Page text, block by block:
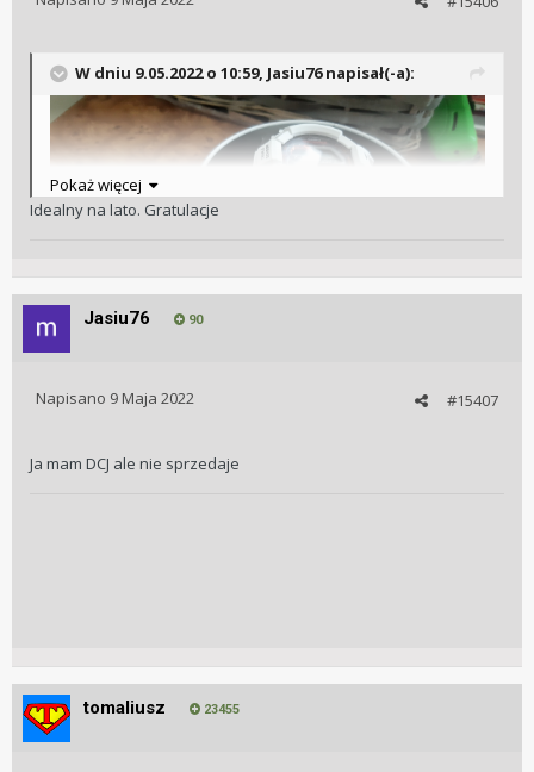
W dniu 9.05.2022 o 10:59, Jasiu76napisał(-a):
Pokaż więcej
Idealny na lato. Gratulacje
Jasiu76 90
#15407
Napisano 9 Maja 2022
Ja mam DCJ ale nie sprzedaje
tomaliusz 23455